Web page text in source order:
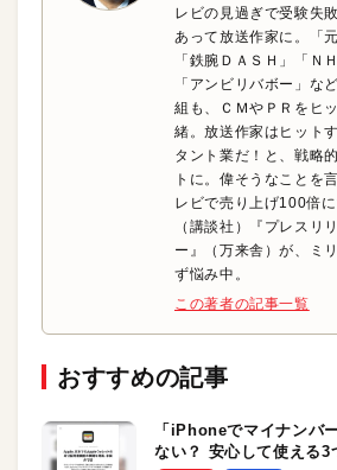
レビの見過ぎで受験失
あって放送作家に。「
「鉄腕ＤＡＳＨ」「Ｎ
「アンビリバボー」な
組も、ＣＭやＰＲをヒ
緒。放送作家はヒット
タント業だ！と、戦略
トに。偉そうなことを
レビで売り上げ100倍に
（講談社）『プレスリ
ー』（万来舎）が、ミ
ず悩み中。
この著者の記事一覧
おすすめの記事
「iPhoneでマイナンバ
ない？ 安心して使える3